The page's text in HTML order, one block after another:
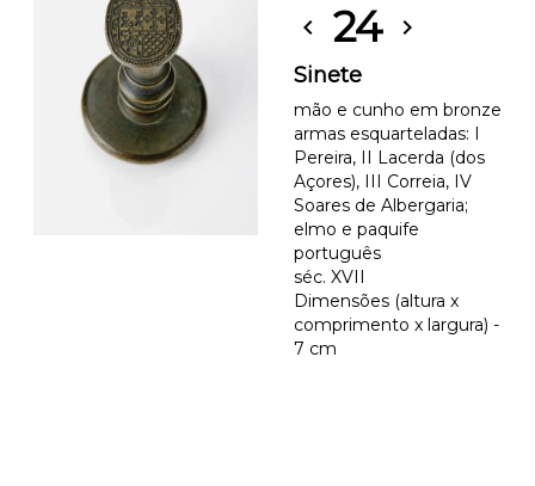
chevron_left 24 chevron_right
Sinete
mão e cunho em bronze
armas esquarteladas: I
Pereira, II Lacerda (dos
Açores), III Correia, IV
Soares de Albergaria;
elmo e paquife
português
séc. XVII
Dimensões (altura x
comprimento x largura) -
7 cm